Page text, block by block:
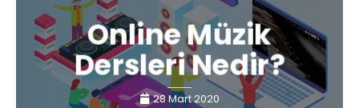
Online Müzik
Dersleri Nedir?
28 Mart 2020